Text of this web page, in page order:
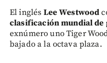
El inglés Lee Westwood
clasificación mundial de
exnúmero uno Tiger
bajado a la octava plaza.